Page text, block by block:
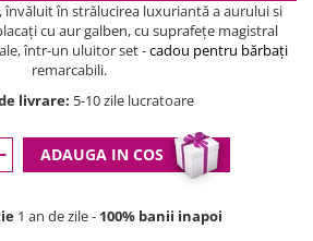
învăluit în strălucirea luxuriantă a aurului si
cu aur galben, cu suprafeţe magistral
într-un uluitor set -cadou pentru bărbaţi
remarcabili.
livrare: 5-10 zile lucratoare
ADAUGA IN COS
1 an de zile - 100% banii inapoi